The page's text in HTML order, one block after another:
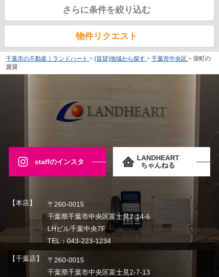
さらに条件を絞り込む
物件リクエスト
千葉市の不動産｜ランドハート > (賃貸)地域から探す > 千葉市中央区 > 栄町の
賃貸
staffのインスタ
LANDHEART
ちゃんねる
【本店】
〒260-0015
千葉県千葉市中央区富士見2-14-6
LHビル千葉中央7F
TEL：043-223-1234
【千葉店】
〒260-0015
千葉県千葉市中央区富士見2-7-13